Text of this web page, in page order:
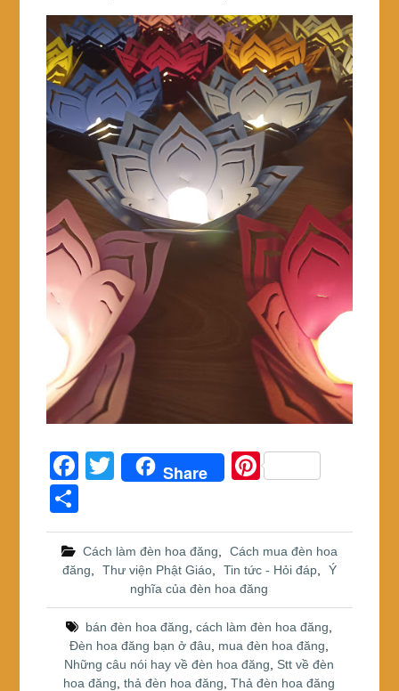
F
a
c
e
b
o
o
k
T
er
Share
Pi
e
st
S
h
ar
e
Cách làm đèn hoa đăng
Cách mua đèn hoa
đăng
Thư viện Phật Giáo, Tin tức - Hỏi đáp,
Ý
nghĩa của đèn hoa đăng
bán đèn hoa đăng ,cách làm đèn hoa đăng
Đèn hoa đăng bạn ở đâu
mua đèn hoa đăng
Những câu nói hay về đèn hoa đăng
Stt về đèn
hoa đăng ,thả đèn hoa đăng ,Thả đèn hoa đăng